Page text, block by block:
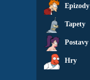
Epizody
Tapety
Postavy
Hry